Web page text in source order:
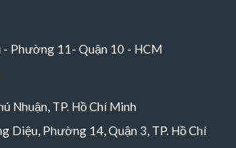
Phường 11- Quận 10 - HCM
Nhuận, TP. Hồ Chí Minh
Diệu, Phường 14, Quận 3, TP. Hồ Chí